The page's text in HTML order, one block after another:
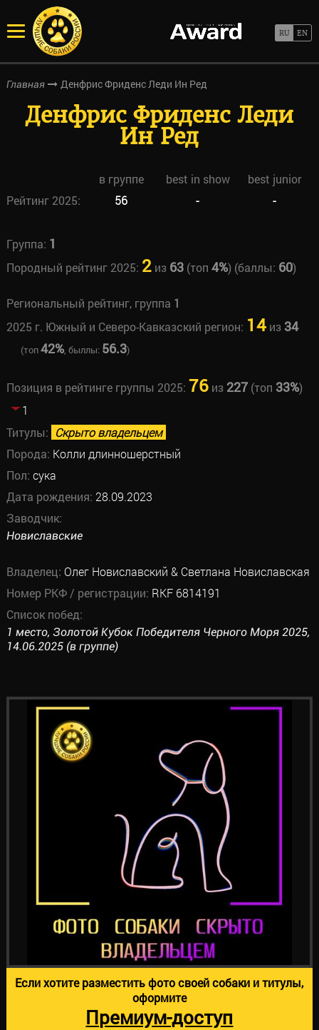
Главная Денфрис Фриденс Леди Ин Ред
Денфрис Фриденс Леди
Ин Ред
в группе best in show
best junior
Рейтинг 2025:
56 - -
Группа: 1
Породный рейтинг 2025: 2из 63(топ 4%) (баллы: 60)
Региональный рейтинг, группа 1
2025 г. Южный и Северо-Кавказский регион: 14из 34
(топ42%, быллы: 56.3)
Позиция в рейтинге группы 2025: 76из 227(топ 33%)
1
Титулы: Скрыто владельцем
Порода: Колли длинношерстный
Пол: сука
Дата рождения: 28.09.2023
Заводчик:
Новиславские
Владелец: Олег Новиславский & Светлана Новиславская
Номер РКФ / регистрации: RKF 6814191
Список побед:
1 место, Золотой Кубок Победителя Черного Моря 2025,
14.06.2025 (в группе)
Если хотите разместить фото своей собаки и титулы,
оформите
Премиум-доступ